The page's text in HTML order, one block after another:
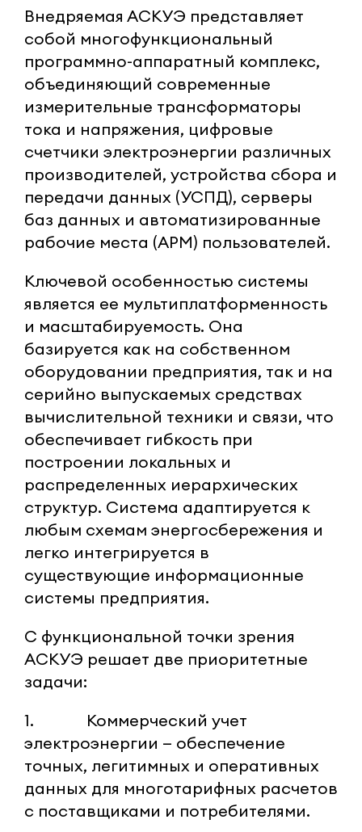
Внедряемая АСКУЭ представляет
собой многофункциональный
программно-аппаратный комплекс,
объединяющий современные
измерительные трансформаторы
тока и напряжения, цифровые
счетчики электроэнергии различных
производителей, устройства сбора и
передачи данных (УСПД), серверы
баз данных и автоматизированные
рабочие места (АРМ) пользователей.
Ключевой особенностью системы
является ее мультиплатформенность
и масштабируемость. Она
базируется как на собственном
оборудовании предприятия, так и на
серийно выпускаемых средствах
вычислительной техники и связи, что
обеспечивает гибкость при
построении локальных и
распределенных иерархических
структур. Система адаптируется к
любым схемам энергосбережения и
легко интегрируется в
существующие информационные
системы предприятия.
С функциональной точки зрения
АСКУЭ решает две приоритетные
задачи:
1. Коммерческий учет
электроэнергии — обеспечение
точных, легитимных и оперативных
данных для многотарифных расчетов
с поставщиками и потребителями.